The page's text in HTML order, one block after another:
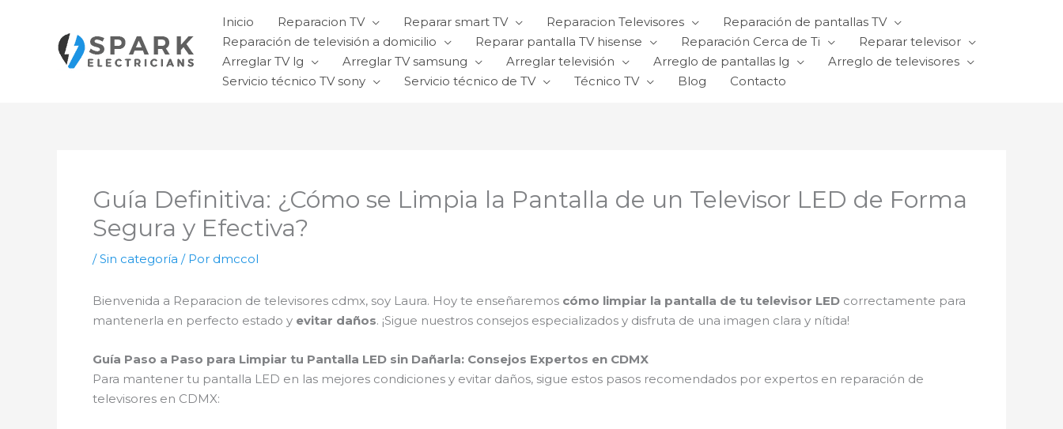
contenido
Inicio Reparacion TV Reparar smart TV Reparacion Televisores
Reparación de pantallas TV
Reparación de televisión a domicilio
Reparar pantalla TV hisense Reparación Cerca de Ti
Reparar televisor
Arreglar TV lg
Arreglar TV samsung Arreglar televisión Arreglo de pantallas lg
Arreglo de televisores
Servicio técnico TV sony
Servicio técnico de TV Técnico TV Blog Contacto
Guía Definitiva: ¿Cómo se Limpia la Pantalla de un Televisor LED de Forma
Segura y Efectiva?
/Sin categoría / Por dmccol
Bienvenida a Reparacion de televisores cdmx, soy Laura. Hoy te enseñaremos cómo limpiar la pantalla de tu televisor LED correctamente para
mantenerla en perfecto estado y evitar daños. ¡Sigue nuestros consejos especializados y disfruta de una imagen clara y nítida!
Guía Paso a Paso para Limpiar tu Pantalla LED sin Dañarla: Consejos Expertos en CDMX
Para mantener tu pantalla LED en las mejores condiciones y evitar daños, sigue estos pasos recomendados por expertos en reparación de
televisores en CDMX: